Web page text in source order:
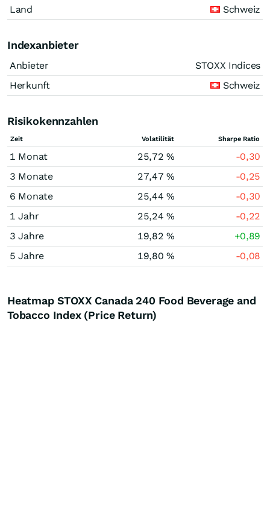
Land Schweiz
Indexanbieter
Anbieter
STOXX Indices
Herkunft
Schweiz
Risikokennzahlen
Zeit Volatilität Sharpe Ratio
1 Monat 25,72 %
-0,30
3 Monate
27,47 %
-0,25
6 Monate
25,44 %
-0,30
1 Jahr
25,24 %
-0,22
3 Jahre
19,82 %
+0,89
5 Jahre
19,80 % -0,08
Heatmap STOXX Canada 240 Food Beverage and
Tobacco Index (Price Return)